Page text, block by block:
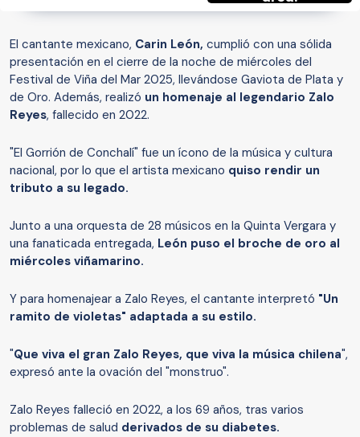
El cantante mexicano, Carin León, cumplió con una sólida
presentación en el cierre de la noche de miércoles del
Festival de Viña del Mar 2025, llevándose Gaviota de Plata y
de Oro. Además, realizó un homenaje al legendario Zalo
Reyes, fallecido en 2022.
"El Gorrión de Conchalí" fue un ícono de la música y cultura
nacional, por lo que el artista mexicano quiso rendir un
tributo a su legado.
Junto a una orquesta de 28 músicos en la Quinta Vergara y
una fanaticada entregada, León puso el broche de oro al
miércoles viñamarino.
Y para homenajear a Zalo Reyes, el cantante interpretó "Un
ramito de violetas" adaptada a su estilo.
"Que viva el gran Zalo Reyes, que viva la música chilena",
expresó ante la ovación del "monstruo".
Zalo Reyes falleció en 2022, a los 69 años, tras varios
problemas de salud derivados de su diabetes.